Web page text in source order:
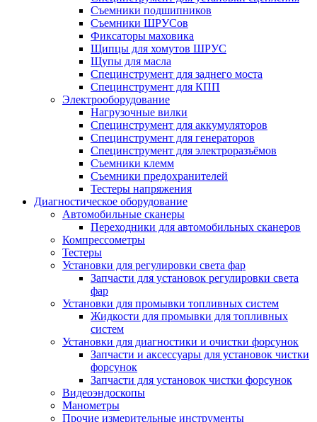
Съемники подшипников
Съемники ШРУСов
Фиксаторы маховика
Щипцы для хомутов ШРУС
Щупы для масла
Специнструмент для заднего моста
Специнструмент для КПП
Электрооборудование
Нагрузочные вилки
Специнструмент для аккумуляторов
Специнструмент для генераторов
Специнструмент для электроразъёмов
Съемники клемм
Съемники предохранителей
Тестеры напряжения
Диагностическое оборудование
Автомобильные сканеры
Переходники для автомобильных сканеров
Компрессометры
Тестеры
Установки для регулировки света фар
Запчасти для установок регулировки света
фар
Установки для промывки топливных систем
Жидкости для промывки для топливных
систем
Установки для диагностики и очистки форсунок
Запчасти и аксессуары для установок чистки
форсунок
Запчасти для установок чистки форсунок
Видеоэндоскопы
Манометры
Прочие измерительные инструменты